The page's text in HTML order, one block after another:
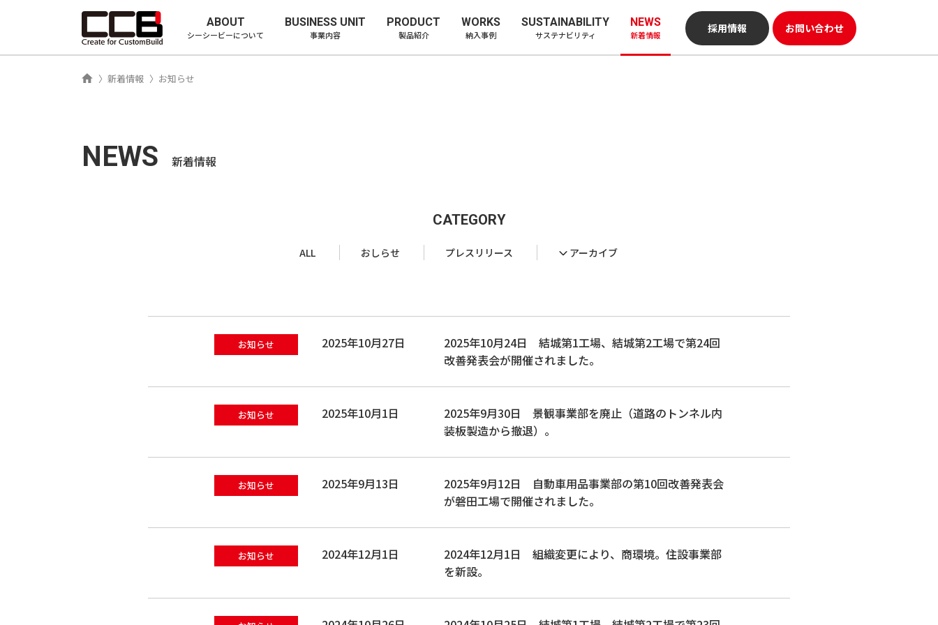
シーシービー株式会社
ABOUT
シーシービーについて
BUSINESS UNIT
事業内容
PRODUCT
製品紹介
WORKS
納入事例
SUSTAINABILITY
サステナビリティ
NEWS
新着情報
採用情報 お問い合わせ
ホーム
新着情報 お知らせ
NEWS 新着情報
CATEGORY
ALL おしらせ プレスリリース アーカイブ
お知らせ 2025年10月27日
2025年10月24日 結城第1工場、結城第2工場で第24回
改善発表会が開催されました。
お知らせ 2025年10月1日
2025年9月30日 景観事業部を廃止（道路のトンネル内
装板製造から撤退）。
お知らせ 2025年9月13日
2025年9月12日 自動車用品事業部の第10回改善発表会
が磐田工場で開催されました。
お知らせ 2024年12月1日
2024年12月1日 組織変更により、商環境。住設事業部
を新設。